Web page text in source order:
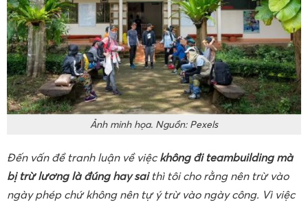
Ảnh minh họa. Nguồn: Pexels
Đến vấn đề tranh luận về việckhông đi teambuilding mà
bị trừ lương là đúng hay saithì tôi cho rằng nên trừ vào
ngày phép chứ không nên tự ý trừ vào ngày công. Vì việc